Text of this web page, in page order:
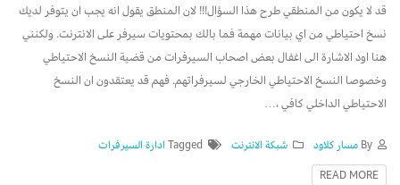
قد لا يكون من المنطقي طرح هذا السؤال!!! لان المنطق يقول انه يجب ان يتوفر لديك
نسخ احتياطي من اي بيانات مهمة فما بالك بمحتويات سيرفر على الانترنت. ولكنني
هنا اود الاشارة الى اغفال بعض اصحاب السيرفرات من قضية النسخ الاحتياطي
وخصوصا النسخ الاحتياطي الخارجي لسيرفراتهم. فهم قد يعتقدون ان النسخ
الاحتياطي الداخلي كافي ،…
مسار كلاود شبكة الانترنت Tagged ادارة السيرفرات
READ MORE